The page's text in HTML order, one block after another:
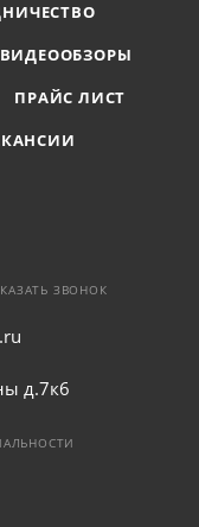
ВИДЕООБЗОРЫ
ПРАЙС ЛИСТ
ЗВОНОК
д.7к6